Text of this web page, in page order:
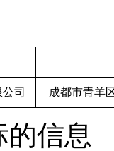
司 成都市青羊
的信息